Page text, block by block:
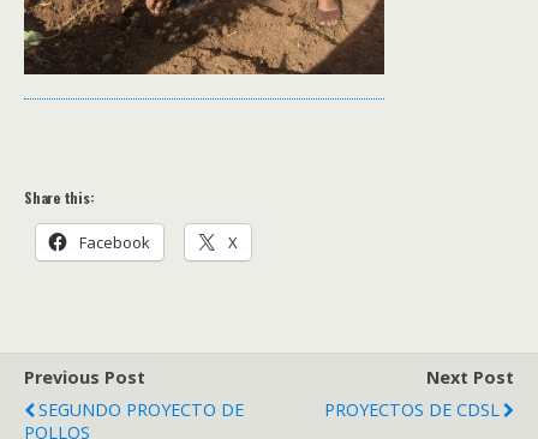
Share this:
Facebook X
Previous Post
SEGUNDO PROYECTO DE
POLLOS
Next Post
PROYECTOS DE CDSL